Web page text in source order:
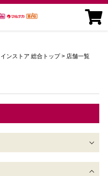
ンストア 総合トップ
店舗一覧